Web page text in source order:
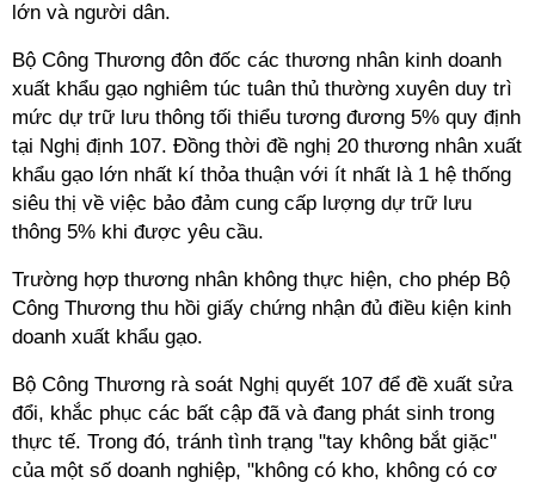
lớn và người dân.
Bộ Công Thương đôn đốc các thương nhân kinh doanh
xuất khẩu gạo nghiêm túc tuân thủ thường xuyên duy trì
mức dự trữ lưu thông tối thiểu tương đương 5% quy định
tại Nghị định 107. Đồng thời đề nghị 20 thương nhân xuất
khẩu gạo lớn nhất kí thỏa thuận với ít nhất là 1 hệ thống
siêu thị về việc bảo đảm cung cấp lượng dự trữ lưu
thông 5% khi được yêu cầu.
Trường hợp thương nhân không thực hiện, cho phép Bộ
Công Thương thu hồi giấy chứng nhận đủ điều kiện kinh
doanh xuất khẩu gạo.
Bộ Công Thương rà soát Nghị quyết 107 để đề xuất sửa
đổi, khắc phục các bất cập đã và đang phát sinh trong
thực tế. Trong đó, tránh tình trạng "tay không bắt giặc"
của một số doanh nghiệp, "không có kho, không có cơ